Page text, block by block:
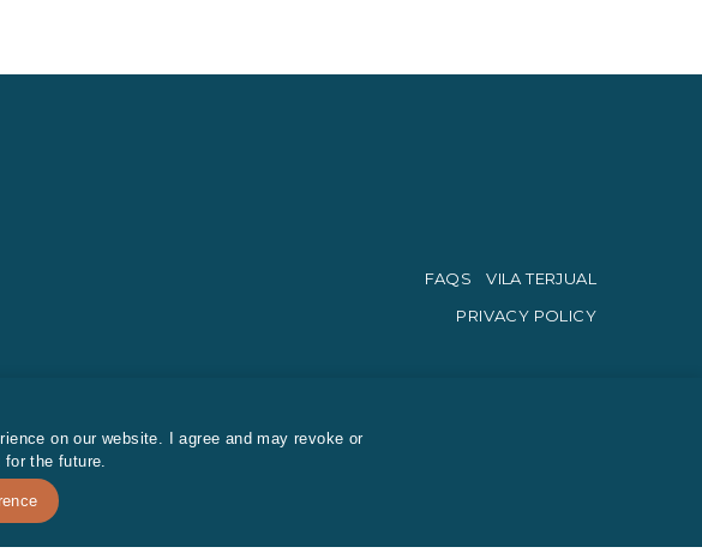
FAQS
VILA TERJUAL
PRIVACY POLICY
on our website. I agree and may revoke or
the future.